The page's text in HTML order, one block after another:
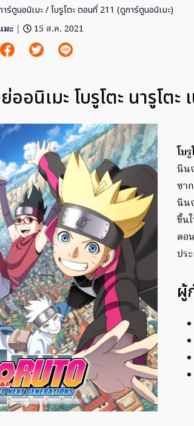
าร์ตูนอนิเมะ/ โบรูโตะ ตอนที่ 211 (ดูการ์ตูนอนิเมะ)
มะ |
15 ส.ค. 2021
ออนิเมะ โบรูโตะ นารูโตะ
โบ
นิน
ซา
นิน
ขึ้น
ตอ
ปร
ผู้